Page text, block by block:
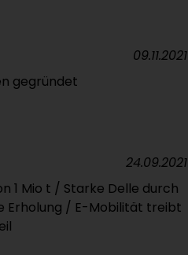
gegründet
09.11.2021
1 Mio t / Starke Delle durch
Erholung / E-Mobilität treibt
24.09.2021